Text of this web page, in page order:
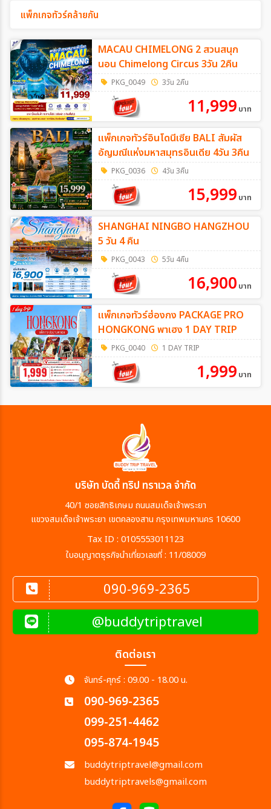
แพ็กเกจทัวร์คล้ายกัน
MACAU CHIMELONG 2 สวนสนุก
นอน Chimelong Circus 3วัน 2คืน
PKG_0049 3วัน 2คืน
11,999 บาท
แพ็กเกจทัวร์อินโดนีเซีย BALI สัมผัส
อัญมณีแห่งมหาสมุทรอินเดีย 4วัน 3คืน
PKG_0036 4วัน 3คืน
15,999 บาท
SHANGHAI NINGBO HANGZHOU
5 วัน 4 คืน
PKG_0043 5วัน 4คืน
16,900 บาท
แพ็กเกจทัวร์ฮ่องกง PACKAGE PRO
HONGKONG พาเฮง 1 DAY TRIP
PKG_0040 1 DAY TRIP
1,999 บาท
บริษัท บัดดี้ ทริป ทราเวล จำกัด
40/1 ซอยสิทธิเกษม ถนนสมเด็จเจ้าพระยา
แขวงสมเด็จเจ้าพระยา เขตคลองสาน กรุงเทพมหานคร 10600
Tax ID : 0105553011123
ใบอนุญาตธุรกิจนำเที่ยวเลขที่ : 11/08009
090-969-2365
@buddytriptravel
ติดต่อเรา
จันทร์-ศุกร์ : 09.00 - 18.00 น.
090-969-2365
099-251-4462
095-874-1945
buddytriptravel@gmail.com
buddytriptravels@gmail.com